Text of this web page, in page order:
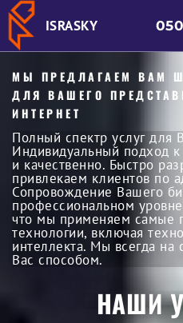
ISRASKY
МЫ ПРЕДЛАГАЕМ ВАМ
ДЛЯ ВАШЕГО
ИНТЕРНЕТ
Полный спектр услуг для
Индивидуальный подход
и качественно. Быстро
привлекаем клиентов по
Сопровождение Вашего
профессиональном
что мы применяем самые
технологии, включая
интеллекта. Мы всегда
Вас способом.
НАШИ